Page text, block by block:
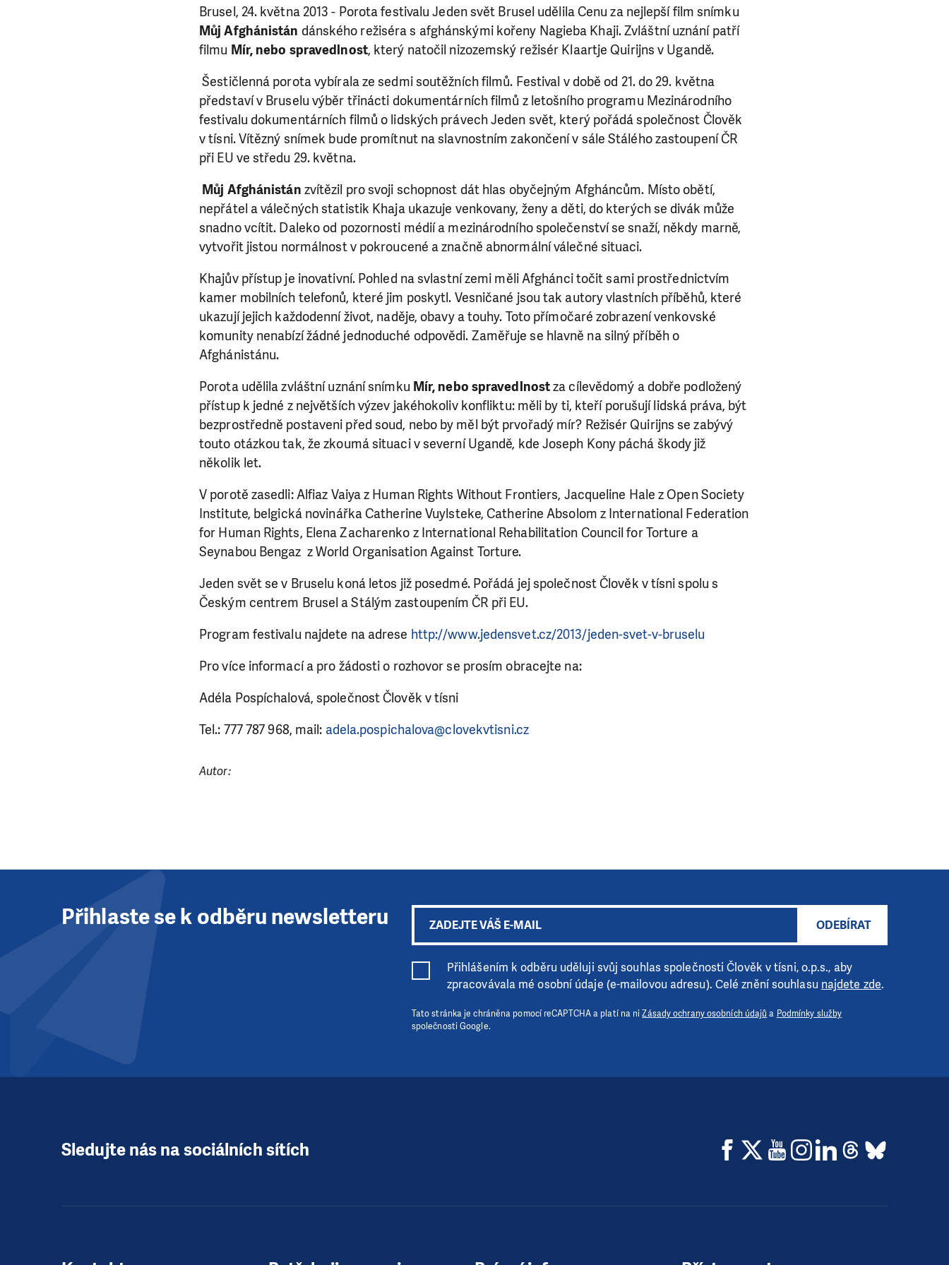
Brusel, 24. května 2013 - Porota festivalu Jeden svět Brusel udělila Cenu za nejlepší film snímku
Můj Afghánistán dánského režiséra s afghánskými kořeny Nagieba Khaji. Zvláštní uznání patří
filmu Mír, nebo spravedlnost, který natočil nizozemský režisér Klaartje Quirijns v Ugandě.
Šestičlenná porota vybírala ze sedmi soutěžních filmů. Festival v době od 21. do 29. května
představí v Bruselu výběr třinácti dokumentárních filmů z letošního programu Mezinárodního
festivalu dokumentárních filmů o lidských právech Jeden svět, který pořádá společnost Člověk
v tísni. Vítězný snímek bude promítnut na slavnostním zakončení v sále Stálého zastoupení ČR
při EU ve středu 29. května.
Můj Afghánistán zvítězil pro svoji schopnost dát hlas obyčejným Afgháncům. Místo obětí,
nepřátel a válečných statistik Khaja ukazuje venkovany, ženy a děti, do kterých se divák může
snadno vcítit. Daleko od pozornosti médií a mezinárodního společenství se snaží, někdy marně,
vytvořit jistou normálnost v pokroucené a značně abnormální válečné situaci.
Khajův přístup je inovativní. Pohled na svlastní zemi měli Afghánci točit sami prostřednictvím
kamer mobilních telefonů, které jim poskytl. Vesničané jsou tak autory vlastních příběhů, které
ukazují jejich každodenní život, naděje, obavy a touhy. Toto přímočaré zobrazení venkovské
komunity nenabízí žádné jednoduché odpovědi. Zaměřuje se hlavně na silný příběh o
Afghánistánu.
Porota udělila zvláštní uznání snímku Mír, nebo spravedlnostza cílevědomý a dobře podložený
přístup k jedné z největších výzev jakéhokoliv konfliktu: měli by ti, kteří porušují lidská práva, být
bezprostředně postaveni před soud, nebo by měl být prvořadý mír? Režisér Quirijns se zabývý
touto otázkou tak, že zkoumá situaci v severní Ugandě, kde Joseph Kony páchá škody již
několik let.
V porotě zasedli: Alfiaz Vaiya z Human Rights Without Frontiers, Jacqueline Hale z Open Society
Institute, belgická novinářka Catherine Vuylsteke, Catherine Absolom z International Federation
for Human Rights, Elena Zacharenko z International Rehabilitation Council for Torture a
Seynabou Bengaz z World Organisation Against Torture.
Jeden svět se v Bruselu koná letos již posedmé. Pořádá jej společnost Člověk v tísni spolu s
Českým centrem Brusel a Stálým zastoupením ČR při EU.
Program festivalu najdete na adrese http://www.jedensvet.cz/2013/jeden-svet-v-bruselu
Pro více informací a pro žádosti o rozhovor se prosím obracejte na:
Adéla Pospíchalová, společnost Člověk v tísni
Tel.: 777 787 968, mail: adela.pospichalova@clovekvtisni.cz
Autor:
LÍBÍ SE VÁM, CO DĚLÁME? PODPOŘTE NÁS!
Abychom mohli pomáhat smysluplně, neobejdeme se bez Vaší podpory. Ať už se nám
rozhodnete pomoci jedním darem nebo se stanete pravidelným dárcem Klubu přátel, Vaše
DAROVAT DAROVAT PRAVIDELNĚ
Přihlaste se k odběru newsletteru ODEBÍRAT
Přihlášením k odběru uděluji svůj souhlas společnosti Člověk v tísni, o.p.s., aby
zpracovávala mé osobní údaje (e-mailovou adresu). Celé znění souhlasu najdete zde.
Tato stránka je chráněna pomocí reCAPTCHA a platí na niZásady ochrany osobních údajů a Podmínky služby
společnosti Google.
Sledujte nás na sociálních sítích